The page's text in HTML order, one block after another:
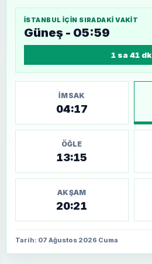
İSTANBUL IÇIN SIRADAKI VAKIT
Güneş - 05:59
1 sa 41 dk
İMSAK
04:17
ÖĞLE
13:15
AKŞAM
20:21
Tarih: 07 Ağustos 2026 Cuma